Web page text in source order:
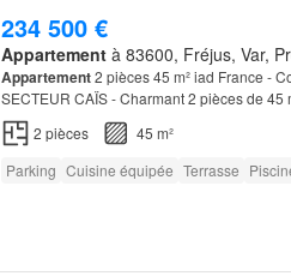
234 500 €
Appartementà 83600, Fréjus, Var,
Appartement2 pièces 45 m² iad France -
SECTEUR CAÏS - Charmant 2 pièces de 45
Sa grande terrasse offre un espace
2 pièces
45 m²
Parking Cuisine équipée Terrasse